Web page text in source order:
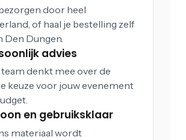
door heel
of haal je bestelling zelf
Den Dungen.
advies
denkt mee over de
keuze voor jouw evenement
en gebruiksklaar
materiaal wordt